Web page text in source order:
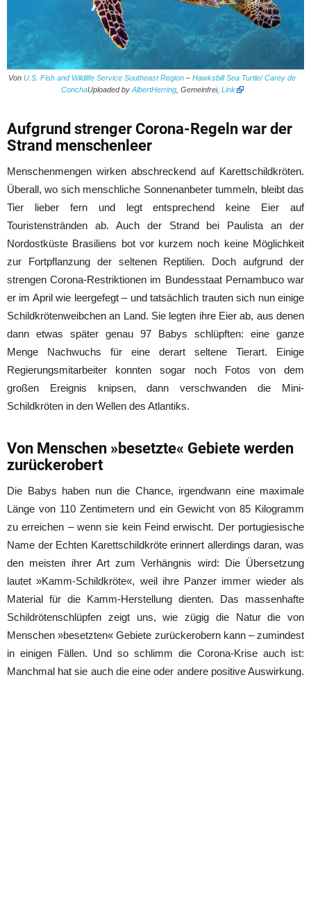
Von U.S. Fish and Wildlife Service Southeast Region – Hawksbill Sea Turtle/ Carey de
ConchaUploaded by AlbertHerring, Gemeinfrei, Link
Aufgrund strenger Corona-Regeln war der
Strand menschenleer
Menschenmengen wirken abschreckend auf Karettschildkröten.
Überall, wo sich menschliche Sonnenanbeter tummeln, bleibt das
Tier lieber fern und legt entsprechend keine Eier auf
Touristenstränden ab. Auch der Strand bei Paulista an der
Nordostküste Brasiliens bot vor kurzem noch keine Möglichkeit
zur Fortpflanzung der seltenen Reptilien. Doch aufgrund der
strengen Corona-Restriktionen im Bundesstaat Pernambuco war
er im April wie leergefegt – und tatsächlich trauten sich nun einige
Schildkrötenweibchen an Land. Sie legten ihre Eier ab, aus denen
dann etwas später genau 97 Babys schlüpften: eine ganze
Menge Nachwuchs für eine derart seltene Tierart. Einige
Regierungsmitarbeiter konnten sogar noch Fotos von dem
großen Ereignis knipsen, dann verschwanden die Mini-
Schildkröten in den Wellen des Atlantiks.
Von Menschen »besetzte« Gebiete werden
zurückerobert
Die Babys haben nun die Chance, irgendwann eine maximale
Länge von 110 Zentimetern und ein Gewicht von 85 Kilogramm
zu erreichen – wenn sie kein Feind erwischt. Der portugiesische
Name der Echten Karettschildkröte erinnert allerdings daran, was
den meisten ihrer Art zum Verhängnis wird: Die Übersetzung
lautet »Kamm-Schildkröte«, weil ihre Panzer immer wieder als
Material für die Kamm-Herstellung dienten. Das massenhafte
Schildrötenschlüpfen zeigt uns, wie zügig die Natur die von
Menschen »besetzten« Gebiete zurückerobern kann – zumindest
in einigen Fällen. Und so schlimm die Corona-Krise auch ist:
Manchmal hat sie auch die eine oder andere positive Auswirkung.